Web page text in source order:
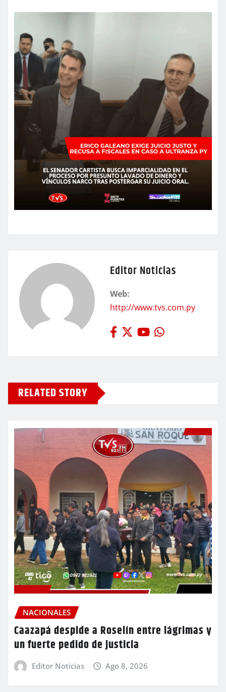
Editor Noticias
Web:
http://www.tvs.com.py
RELATED STORY
NACIONALES
Caazapá despide a Roselín entre lágrimas y
un fuerte pedido de justicia
Editor Noticias Ago 8, 2026